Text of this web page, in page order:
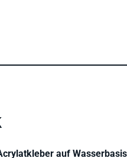
auf Wasserbasis